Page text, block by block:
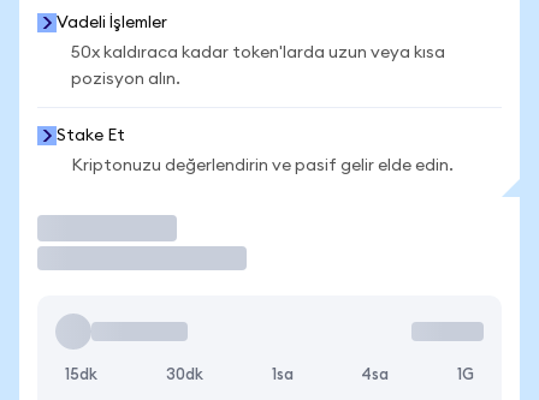
Vadeli İşlemler
50x kaldıraca kadar token'larda uzun veya kısa
pozisyon alın.
Stake Et
Kriptonuzu değerlendirin ve pasif gelir elde edin.
15dk 30dk 1sa 4sa 1G